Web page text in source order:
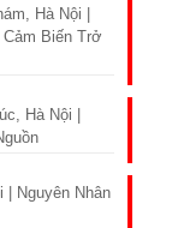
Hà Nội |
Cảm Biến Trở
Hà Nội |
Nguyên Nhân